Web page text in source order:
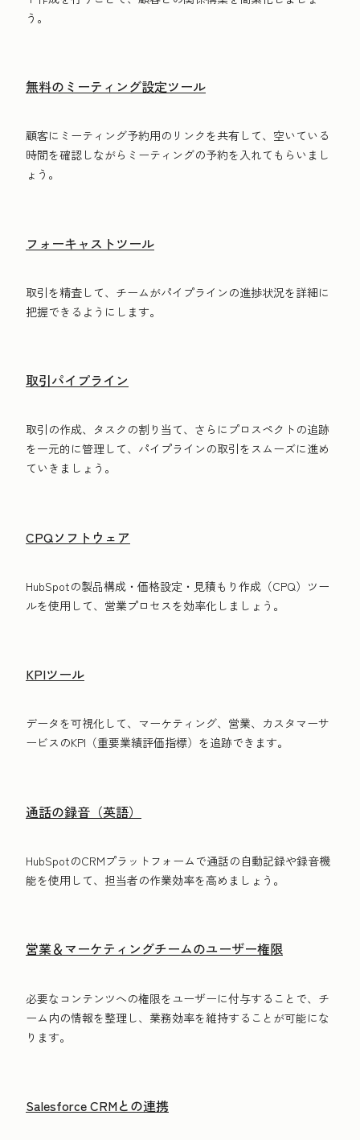
う。
無料のミーティング設定ツール
顧客にミーティング予約用のリンクを共有して、空いている
時間を確認しながらミーティングの予約を入れてもらいまし
ょう。
フォーキャストツール
取引を精査して、チームがパイプラインの進捗状況を詳細に
把握できるようにします。
取引パイプライン
取引の作成、タスクの割り当て、さらにプロスペクトの追跡
を一元的に管理して、パイプラインの取引をスムーズに進め
ていきましょう。
CPQソフトウェア
HubSpotの製品構成・価格設定・見積もり作成（CPQ）ツー
ルを使用して、営業プロセスを効率化しましょう。
KPIツール
データを可視化して、マーケティング、営業、カスタマーサ
ービスのKPI（重要業績評価指標）を追跡できます。
通話の録音（英語）
HubSpotのCRMプラットフォームで通話の自動記録や録音機
能を使用して、担当者の作業効率を高めましょう。
営業＆マーケティングチームのユーザー権限
必要なコンテンツへの権限をユーザーに付与することで、チ
ーム内の情報を整理し、業務効率を維持することが可能にな
ります。
Salesforce CRMとの連携